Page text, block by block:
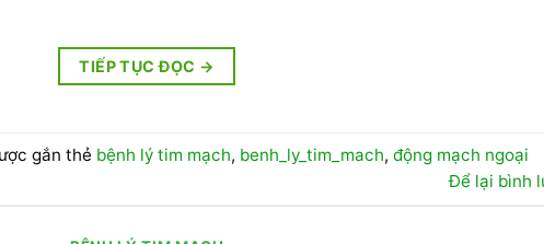
TIẾP TỤC ĐỌC →
gắn thẻ bệnh lý tim mạch, benh_ly_tim_mach, động mạch ngoại
Để lại bình